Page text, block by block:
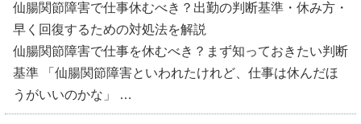
仙腸関節障害で仕事休むべき？出勤の判断基準・休み方・
早く回復するための対処法を解説
仙腸関節障害で仕事を休むべき？まず知っておきたい判断
基準 「仙腸関節障害といわれたけれど、仕事は休んだほ
うがいいのかな」 …